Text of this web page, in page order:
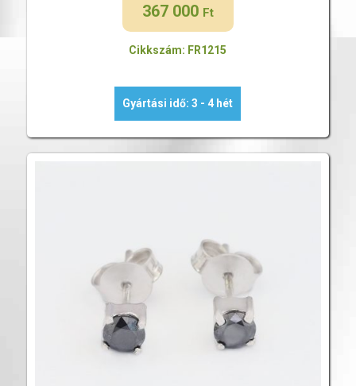
367 000 Ft
Cikkszám: FR1215
Gyártási idő: 3 - 4 hét